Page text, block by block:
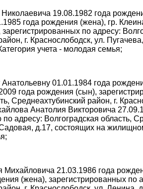
19.08.1982 года
года рождения (жена), гр.
по адресу:
г. Краснослободск, ул.
учета - молодая семья;
01.01.1984 года
года рождения (сын),
Среднеахтубинский район, г.
Анатолия Викторовича
по адресу: Волгоградская область,
д.17, состоящих на
Михайловича 21.03.1986 года
(жена), зарегистрированных по